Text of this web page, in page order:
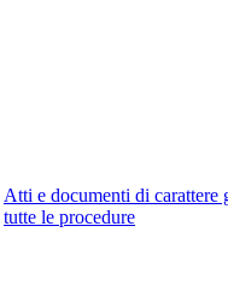
Atti e documenti di carattere
tutte le procedure